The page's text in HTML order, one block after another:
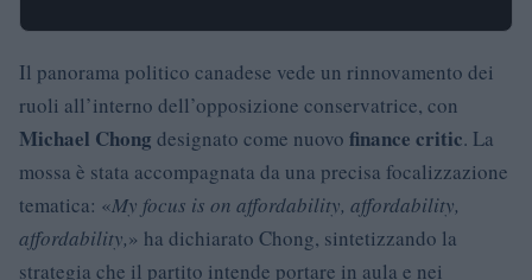
Il panorama politico canadese vede un rinnovamento dei
ruoli all’interno dell’opposizione conservatrice, con
Michael Chong designato come nuovo finance critic. La
mossa è stata accompagnata da una precisa focalizzazione
tematica: «My focus is on affordability, affordability,
affordability,» ha dichiarato Chong, sintetizzando la
strategia che il partito intende portare in aula e nei